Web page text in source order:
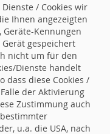
gesundes neues
und die SPD!
/ Cookies wir
Ihnen angezeigten
Geräte-Kennungen
gespeichert
nicht um für den
Dienste handelt
dass diese Cookies /
der Aktivierung
Zustimmung auch
u.a. die USA, nach